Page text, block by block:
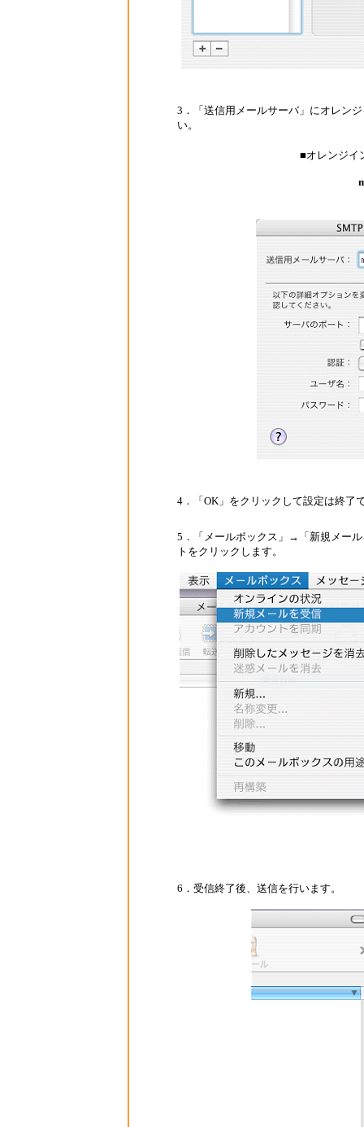
3．「送信用メールサーバ」にオレン
い。
■オレンジイ
4．「OK」をクリックして設定は終了
5．「メールボックス」→「新規メー
トをクリックします。
6．受信終了後、送信を行います。